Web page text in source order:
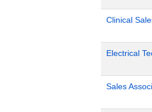
Clinical
Electrical
Sales